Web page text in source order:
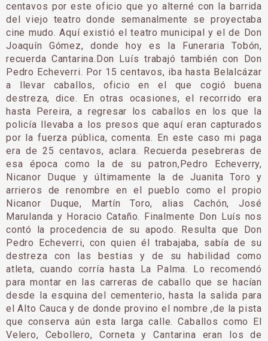
centavos por este oficio que yo alterné con la barrida
del viejo teatro donde semanalmente se proyectaba
cine mudo. Aquí existió el teatro municipal y el de Don
Joaquín Gómez, donde hoy es la Funeraria Tobón,
recuerda Cantarina.Don Luís trabajó también con Don
Pedro Echeverri. Por 15 centavos, iba hasta Belalcázar
a llevar caballos, oficio en el que cogió buena
destreza, dice. En otras ocasiones, el recorrido era
hasta Pereira, a regresar los caballos en los que la
policía llevaba a los presos que aquí eran capturados
por la fuerza pública, comenta. En este caso mi paga
era de 25 centavos, aclara. Recuerda pesebreras de
esa época como la de su patron,Pedro Echeverry,
Nicanor Duque y últimamente la de Juanita Toro y
arrieros de renombre en el pueblo como el propio
Nicanor Duque, Martín Toro, alias Cachón, José
Marulanda y Horacio Cataño. Finalmente Don Luís nos
contó la procedencia de su apodo. Resulta que Don
Pedro Echeverri, con quien él trabajaba, sabía de su
destreza con las bestias y de su habilidad como
atleta, cuando corría hasta La Palma. Lo recomendó
para montar en las carreras de caballo que se hacían
desde la esquina del cementerio, hasta la salida para
el Alto Cauca y de donde provino el nombre ,de la pista
que conserva aún esta larga calle. Caballos como El
Velero, Cebollero, Corneta y Cantarina eran los de